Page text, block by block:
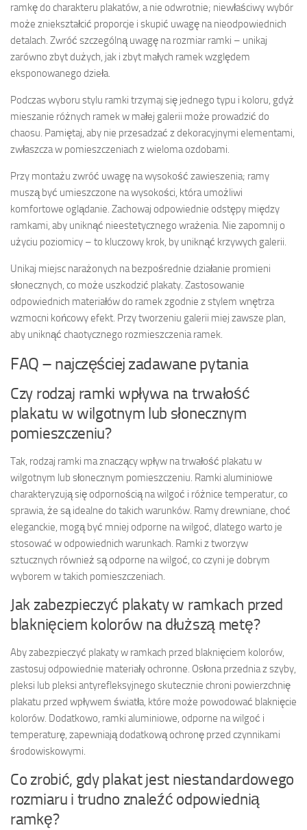
ramkę do charakteru plakatów, a nie odwrotnie; niewłaściwy wybór
może zniekształcić proporcje i skupić uwagę na nieodpowiednich
detalach. Zwróć szczególną uwagę na rozmiar ramki – unikaj
zarówno zbyt dużych, jak i zbyt małych ramek względem
eksponowanego dzieła.
Podczas wyboru stylu ramki trzymaj się jednego typu i koloru, gdyż
mieszanie różnych ramek w małej galerii może prowadzić do
chaosu. Pamiętaj, aby nie przesadzać z dekoracyjnymi elementami,
zwłaszcza w pomieszczeniach z wieloma ozdobami.
Przy montażu zwróć uwagę na wysokość zawieszenia; ramy
muszą być umieszczone na wysokości, która umożliwi
komfortowe oglądanie. Zachowaj odpowiednie odstępy między
ramkami, aby uniknąć nieestetycznego wrażenia. Nie zapomnij o
użyciu poziomicy – to kluczowy krok, by uniknąć krzywych galerii.
Unikaj miejsc narażonych na bezpośrednie działanie promieni
słonecznych, co może uszkodzić plakaty. Zastosowanie
odpowiednich materiałów do ramek zgodnie z stylem wnętrza
wzmocni końcowy efekt. Przy tworzeniu galerii miej zawsze plan,
aby uniknąć chaotycznego rozmieszczenia ramek.
FAQ – najczęściej zadawane pytania
Czy rodzaj ramki wpływa na trwałość
plakatu w wilgotnym lub słonecznym
pomieszczeniu?
Tak, rodzaj ramki ma znaczący wpływ na trwałość plakatu w
wilgotnym lub słonecznym pomieszczeniu. Ramki aluminiowe
charakteryzują się odpornością na wilgoć i różnice temperatur, co
sprawia, że są idealne do takich warunków. Ramy drewniane, choć
eleganckie, mogą być mniej odporne na wilgoć, dlatego warto je
stosować w odpowiednich warunkach. Ramki z tworzyw
sztucznych również są odporne na wilgoć, co czyni je dobrym
wyborem w takich pomieszczeniach.
Jak zabezpieczyć plakaty w ramkach przed
blaknięciem kolorów na dłuższą metę?
Aby zabezpieczyć plakaty w ramkach przed blaknięciem kolorów,
zastosuj odpowiednie materiały ochronne. Osłona przednia z szyby,
pleksi lub pleksi antyrefleksyjnego skutecznie chroni powierzchnię
plakatu przed wpływem światła, które może powodować blaknięcie
kolorów. Dodatkowo, ramki aluminiowe, odporne na wilgoć i
temperaturę, zapewniają dodatkową ochronę przed czynnikami
środowiskowymi.
Co zrobić, gdy plakat jest niestandardowego
rozmiaru i trudno znaleźć odpowiednią
ramkę?